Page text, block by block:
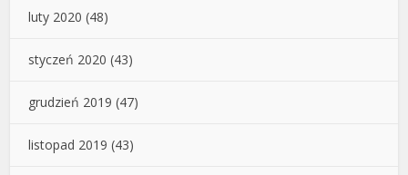
luty 2020 (48)
styczeń 2020 (43)
grudzień 2019 (47)
listopad 2019 (43)